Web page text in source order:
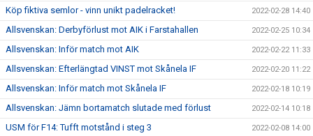
Köp fiktiva semlor - vinn unikt padelracket! 2022-02-28 14:40
Allsvenskan: Derbyförlust mot AIK i Farstahallen 2022-02-25 10:34
Allsvenskan: Inför match mot AIK 2022-02-22 11:33
Allsvenskan: Efterlängtad VINST mot Skånela IF 2022-02-20 11:22
Allsvenskan: Inför match mot Skånela IF 2022-02-18 10:19
Allsvenskan: Jämn bortamatch slutade med förlust 2022-02-14 10:18
USM för F14: Tufft motstånd i steg 3 2022-02-08 14:00